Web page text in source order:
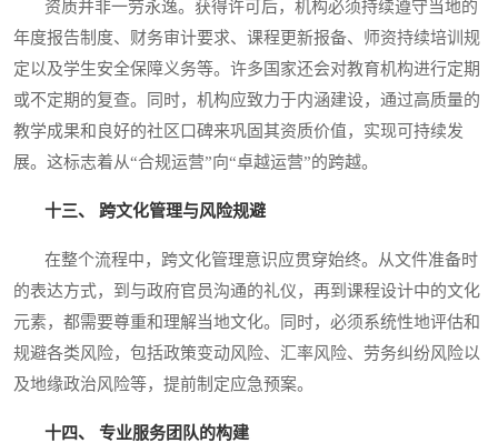
资质并非一劳永逸。获得许可后，机构必须持续遵守当地的
年度报告制度、财务审计要求、课程更新报备、师资持续培训规
定以及学生安全保障义务等。许多国家还会对教育机构进行定期
或不定期的复查。同时，机构应致力于内涵建设，通过高质量的
教学成果和良好的社区口碑来巩固其资质价值，实现可持续发
展。这标志着从“合规运营”向“卓越运营”的跨越。
十三、 跨文化管理与风险规避
在整个流程中，跨文化管理意识应贯穿始终。从文件准备时
的表达方式，到与政府官员沟通的礼仪，再到课程设计中的文化
元素，都需要尊重和理解当地文化。同时，必须系统性地评估和
规避各类风险，包括政策变动风险、汇率风险、劳务纠纷风险以
及地缘政治风险等，提前制定应急预案。
十四、 专业服务团队的构建